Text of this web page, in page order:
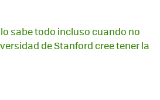
sabe todo incluso cuando no
de Stanford cree tener la